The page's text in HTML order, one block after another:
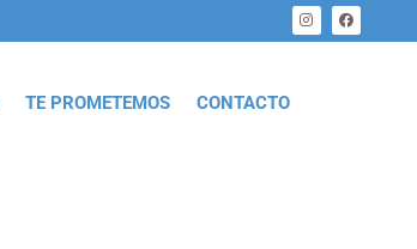
TE PROMETEMOS CONTACTO